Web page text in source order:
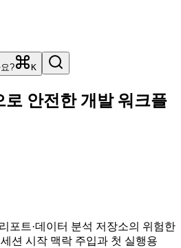
? K
로 안전한 개발 워크플
포트·데이터 분석 저장소의 위험한
션 시작 맥락 주입과 첫 실행용